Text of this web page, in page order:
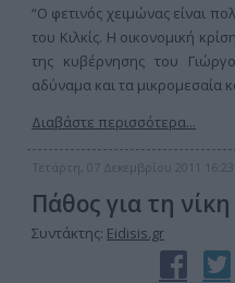
“Ο φετινός χειμώνας είναι
του Κιλκίς. Η οικονομική
της κυβέρνησης του
αδύναμα και τα μικρομεσαία
Διαβάστε περισσότερα...
Τετάρτη, 07 Δεκεμβρίου 2011 16:23
Πάθος για τη νίκη
Συντάκτης: Eidisis.gr